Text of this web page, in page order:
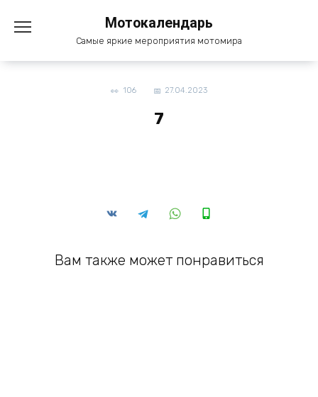
содержанию
Мотокалендарь
Самые яркие мероприятия мотомира
106 27.04.2023
7
Вам также может понравиться